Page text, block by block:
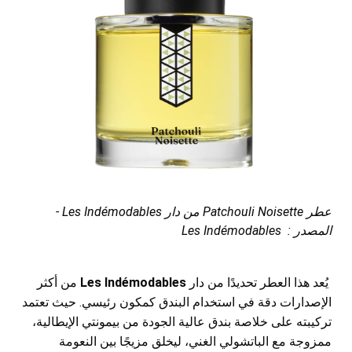
عطر Patchouli Noisette من دار Les Indémodables -
المصدر : Les Indémodables
يُعد هذا العطر تحديدًا من دار Les Indémodables من أكثر
الإصدارات دقة في استخدام البندق كمكون رئيسي. حيث تعتمد
تركيبته على خلاصة بندق عالية الجودة من بيمونتي الإيطالية،
ممزوجة مع الباتشولي الغني، ليخلق مزيجًا بين النعومة